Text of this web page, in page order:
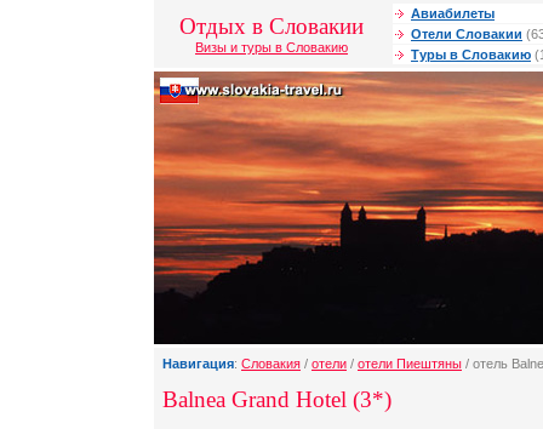
Отдых в Словакии
Визы и туры в Словакию
Авиабилеты
Отели Словакии
Туры в Словакию
Навигация: Словакия / отели / отели Пиештяны / отель
Balnea Grand Hotel (3*)